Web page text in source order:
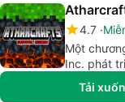
4.7
Một
Inc. phát
Tải